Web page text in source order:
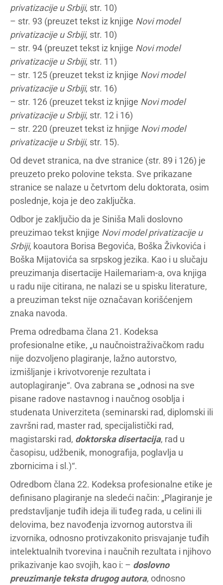
privatizacije u Srbiji, str. 10)
– str. 93 (preuzet tekst iz knjige Novi model
privatizacije u Srbiji, str. 10)
– str. 94 (preuzet tekst iz knjige Novi model
privatizacije u Srbiji, str. 11)
– str. 125 (preuzet tekst iz knjige Novi model
privatizacije u Srbiji, str. 16)
– str. 126 (preuzet tekst iz knjige Novi model
privatizacije u Srbiji, str. 12 i 16)
– str. 220 (preuzet tekst iz hnjige Novi model
privatizacije u Srbiji, str. 15).
Od devet stranica, na dve stranice (str. 89 i 126) je
preuzeto preko polovine teksta. Sve prikazane
stranice se nalaze u četvrtom delu doktorata, osim
poslednje, koja je deo zaključka.
Odbor je zaključio da je Siniša Mali doslovno
preuzimao tekst knjige Novi model privatizacije u
Srbiji, koautora Borisa Begovića, Boška Živkovića i
Boška Mijatovića sa srpskog jezika. Kao i u slučaju
preuzimanja disertacije Hailemariam-a, ova knjiga
u radu nije citirana, ne nalazi se u spisku literature,
a preuziman tekst nije označavan korišćenjem
znaka navoda.
Prema odredbama člana 21. Kodeksa
profesionalne etike, „u naučnoistraživačkom radu
nije dozvoljeno plagiranje, lažno autorstvo,
izmišljanje i krivotvorenje rezultata i
autoplagiranje“. Ova zabrana se „odnosi na sve
pisane radove nastavnog i naučnog osoblja i
studenata Univerziteta (seminarski rad, diplomski ili
završni rad, master rad, specijalistički rad,
magistarski rad, doktorska disertacija, rad u
časopisu, udžbenik, monografija, poglavlja u
zbornicima i sl.)“.
Odredbom člana 22. Kodeksa profesionalne etike je
definisano plagiranje na sledeći način: „Plagiranje je
predstavljanje tuđih ideja ili tuđeg rada, u celini ili
delovima, bez navođenja izvornog autorstva ili
izvornika, odnosno protivzakonito prisvajanje tuđih
intelektualnih tvorevina i naučnih rezultata i njihovo
prikazivanje kao svojih, kao i: – doslovno
preuzimanje teksta drugog autora, odnosno